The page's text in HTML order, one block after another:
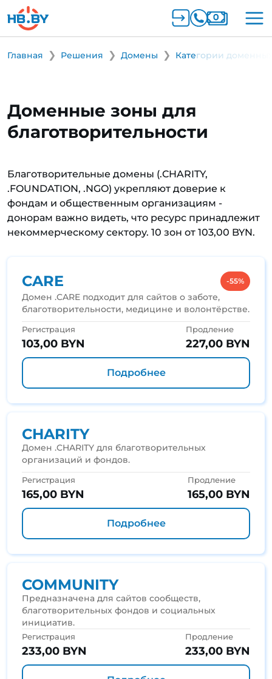
Главная Решения Домены Категории
Доменные зоны для
благотворительности
Благотворительные домены (.CHARITY,
.FOUNDATION, .NGO) укрепляют доверие к
фондам и общественным организациям -
донорам важно видеть, что ресурс принадлежит
некоммерческому сектору. 10 зон от 103,00 BYN.
CARE -55%
Домен .CARE подходит для сайтов о заботе,
благотворительности, медицине и волонтёрстве.
Регистрация
103,00 BYN
Продление
227,00 BYN
Подробнее
CHARITY
Домен .CHARITY для благотворительных
организаций и фондов.
Регистрация
165,00 BYN
Продление
165,00 BYN
Подробнее
COMMUNITY
Предназначена для сайтов сообществ,
благотворительных фондов и социальных
инициатив.
Регистрация
233,00 BYN
Продление
233,00 BYN